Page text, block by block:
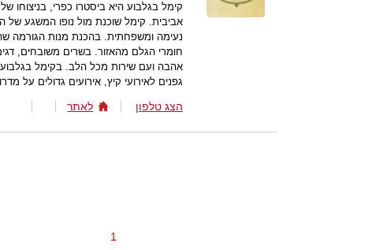
קימל בגלבוע היא ביסטרו כפרי,
אביבית. קימל שוכנת מול נופו המשגע של
נעימה ומשפחתית. בהכנת מנות הגורמה
חומרי הגלם מהאזור. בשרים משובחים,
אהבה ועם שירות מכל הלב. בקימל בגלבוע
גפנים לאירועי קיץ, אירועים גדולים על
הצג טלפון לאתר
1